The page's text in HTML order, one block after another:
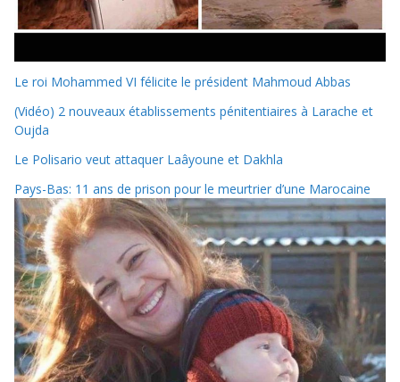
Le roi Mohammed VI félicite le président Mahmoud Abbas
(Vidéo) 2 nouveaux établissements pénitentiaires à Larache et
Oujda
Le Polisario veut attaquer Laâyoune et Dakhla
Pays-Bas: 11 ans de prison pour le meurtrier d’une Marocaine